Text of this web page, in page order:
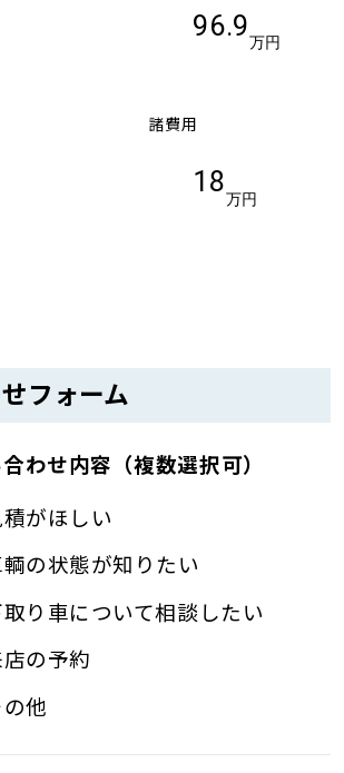
0120-733-500
96.9
万円
諸費用
18
万円
フォーム
わせ内容（複数選択可）
積がほしい
の状態が知りたい
り車について相談したい
の予約
他